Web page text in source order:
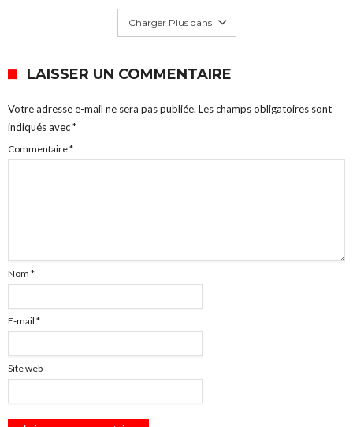
Charger Plus dans
LAISSER UN COMMENTAIRE
Votre adresse e-mail ne sera pas publiée. Les champs obligatoires sont
indiqués avec*
Commentaire*
Nom *
E-mail *
Site web